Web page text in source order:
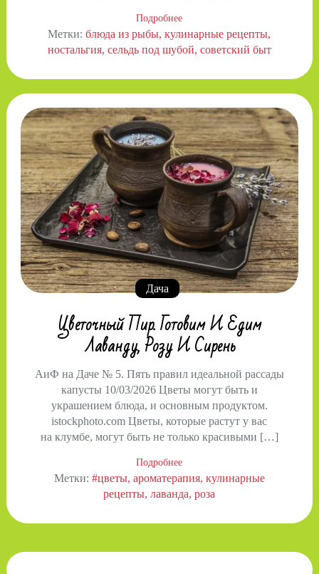
Подробнее
Метки:блюда из рыбы кулинарные рецепты
ностальгия сельдь под шубой советский быт
Дача
Цветочный Пир. Готовим И Едим
Лаванду, Розу И Сирень
АиФ на Даче № 5. Пять правил идеальной рассады
капусты 10/03/2026 Цветы могут быть и
украшением блюда, и основным продуктом.
istockphoto.com Цветы, которые растут у вас
на клумбе, могут быть не только красивыми […]
Подробнее
Метки: #цветы ароматерапия кулинарные
рецепты лаванда роза